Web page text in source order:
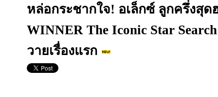
หล่อกระชากใจ! อเล็กซ์ ลูกครึ่งสุ
WINNER The Iconic Star
วายเรื่องแรก